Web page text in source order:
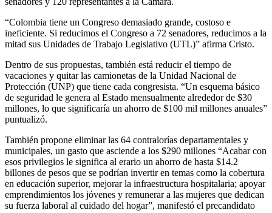
“Colombia tiene un Congreso demasiado grande, costoso e
ineficiente. Si reducimos el Congreso a 72 senadores, reducimos a la
mitad sus Unidades de Trabajo Legislativo (UTL)” afirma Cristo.
Dentro de sus propuestas, también está reducir el tiempo de
vacaciones y quitar las camionetas de la Unidad Nacional de
Protección (UNP) que tiene cada congresista. “Un esquema básico
de seguridad le genera al Estado mensualmente alrededor de $30
millones, lo que significaría un ahorro de $100 mil millones anuales”
puntualizó.
También propone eliminar las 64 contralorías departamentales y
municipales, un gasto que asciende a los $290 millones “Acabar con
esos privilegios le significa al erario un ahorro de hasta $14.2
billones de pesos que se podrían invertir en temas como la cobertura
en educación superior, mejorar la infraestructura hospitalaria; apoyar
emprendimientos los jóvenes y remunerar a las mujeres que dedican
su fuerza laboral al cuidado del hogar”, manifestó el precandidato